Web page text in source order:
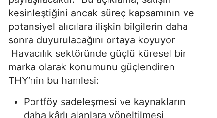
kesinleştiğini ancak süreç kapsamının ve
potansiyel alıcılara ilişkin bilgilerin daha
sonra duyurulacağını ortaya koyuyor
Havacılık sektöründe güçlü küresel bir
marka olarak konumunu güçlendiren
THY’nin bu hamlesi:
Portföy sadeleşmesi ve kaynakların
daha kârlı alanlara yöneltilmesi,